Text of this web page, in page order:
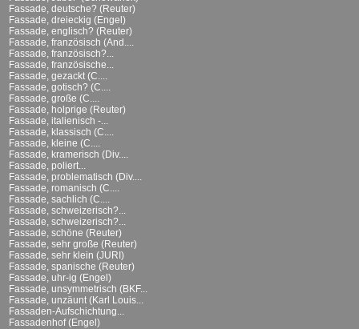
Fassade, deutsche? (Reuter)
Fassade, dreieckig (Engel)
Fassade, englisch? (Reuter)
Fassade, französisch (And....
Fassade, französisch?...
Fassade, französische...
Fassade, gezackt (C....
Fassade, gotisch? (C....
Fassade, große (C....
Fassade, holprige (Reuter)
Fassade, italienisch -...
Fassade, klassisch (C....
Fassade, kleine (C....
Fassade, kramerisch (Div....
Fassade, poliert...
Fassade, problematisch (Div....
Fassade, romanisch (C....
Fassade, sachlich (C....
Fassade, schweizerisch?...
Fassade, schweizerisch?...
Fassade, schöne (Reuter)
Fassade, sehr große (Reuter)
Fassade, sehr klein (JURI)
Fassade, spanische (Reuter)
Fassade, uhr-ig (Engel)
Fassade, unsymmetrisch (BKF...
Fassade, unzäunt (Karl Louis...
Fassaden-Aufschichtung...
Fassadenhof (Engel)